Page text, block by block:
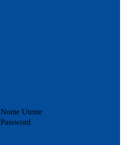
Nome Utente
Password